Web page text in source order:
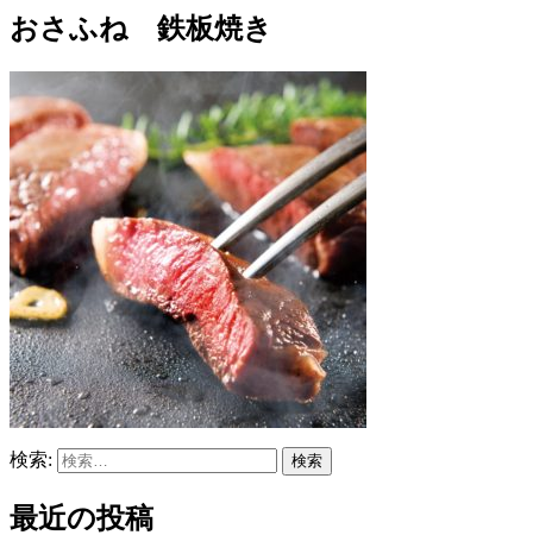
おさふね 鉄板焼き
検索:
最近の投稿